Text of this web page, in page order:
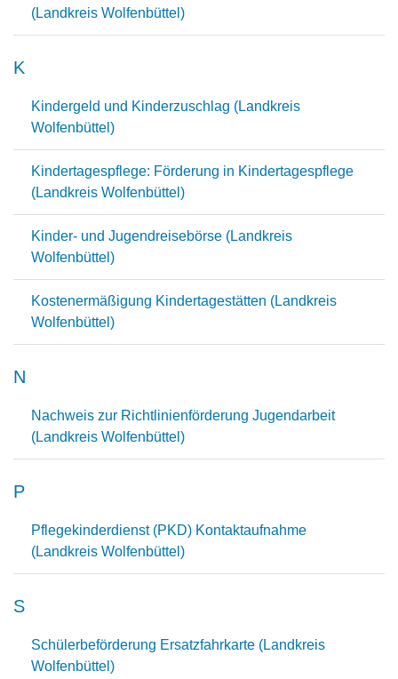
(Landkreis Wolfenbüttel)
K
Kindergeld und Kinderzuschlag (Landkreis
Wolfenbüttel)
Kindertagespflege: Förderung in Kindertagespflege
(Landkreis Wolfenbüttel)
Kinder- und Jugendreisebörse (Landkreis
Wolfenbüttel)
Kostenermäßigung Kindertagestätten (Landkreis
Wolfenbüttel)
N
Nachweis zur Richtlinienförderung Jugendarbeit
(Landkreis Wolfenbüttel)
P
Pflegekinderdienst (PKD) Kontaktaufnahme
(Landkreis Wolfenbüttel)
S
Schülerbeförderung Ersatzfahrkarte (Landkreis
Wolfenbüttel)